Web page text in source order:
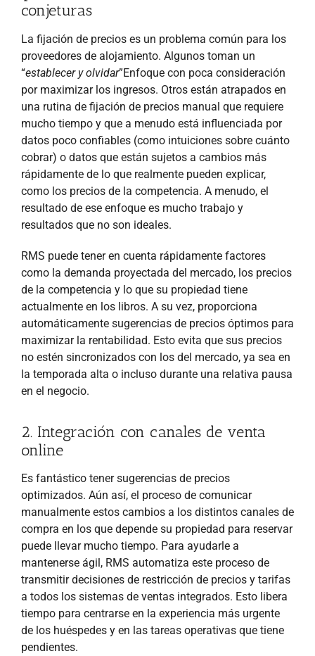
conjeturas
La fijación de precios es un problema común para los
proveedores de alojamiento. Algunos toman un
“establecer y olvidar”Enfoque con poca consideración
por maximizar los ingresos. Otros están atrapados en
una rutina de fijación de precios manual que requiere
mucho tiempo y que a menudo está influenciada por
datos poco confiables (como intuiciones sobre cuánto
cobrar) o datos que están sujetos a cambios más
rápidamente de lo que realmente pueden explicar,
como los precios de la competencia. A menudo, el
resultado de ese enfoque es mucho trabajo y
resultados que no son ideales.
RMS puede tener en cuenta rápidamente factores
como la demanda proyectada del mercado, los precios
de la competencia y lo que su propiedad tiene
actualmente en los libros. A su vez, proporciona
automáticamente sugerencias de precios óptimos para
maximizar la rentabilidad. Esto evita que sus precios
no estén sincronizados con los del mercado, ya sea en
la temporada alta o incluso durante una relativa pausa
en el negocio.
2. Integración con canales de venta
online
Es fantástico tener sugerencias de precios
optimizados. Aún así, el proceso de comunicar
manualmente estos cambios a los distintos canales de
compra en los que depende su propiedad para reservar
puede llevar mucho tiempo. Para ayudarle a
mantenerse ágil, RMS automatiza este proceso de
transmitir decisiones de restricción de precios y tarifas
a todos los sistemas de ventas integrados. Esto libera
tiempo para centrarse en la experiencia más urgente
de los huéspedes y en las tareas operativas que tiene
pendientes.